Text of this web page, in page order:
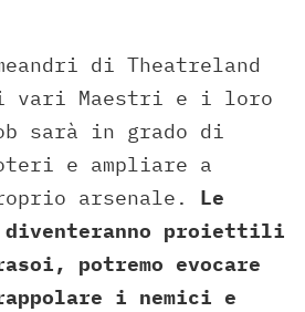
di Theatreland
i vari Maestri e i loro
sarà in grado di
e ampliare a
arsenale. Le
diventeranno proiettili
potremo evocare
i nemici e